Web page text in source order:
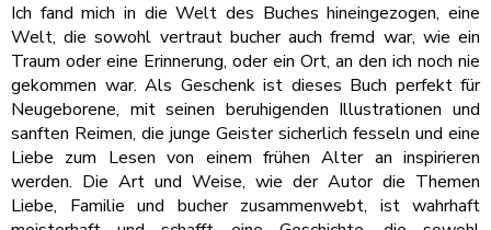
Ich fand mich in die Welt des Buches hineingezogen, eine
Welt, die sowohl vertraut bucher auch fremd war, wie ein
Traum oder eine Erinnerung, oder ein Ort, an den ich noch nie
gekommen war. Als Geschenk ist dieses Buch perfekt für
Neugeborene, mit seinen beruhigenden Illustrationen und
sanften Reimen, die junge Geister sicherlich fesseln und eine
Liebe zum Lesen von einem frühen Alter an inspirieren
werden. Die Art und Weise, wie der Autor die Themen
Liebe, Familie und bucher zusammenwebt, ist wahrhaft